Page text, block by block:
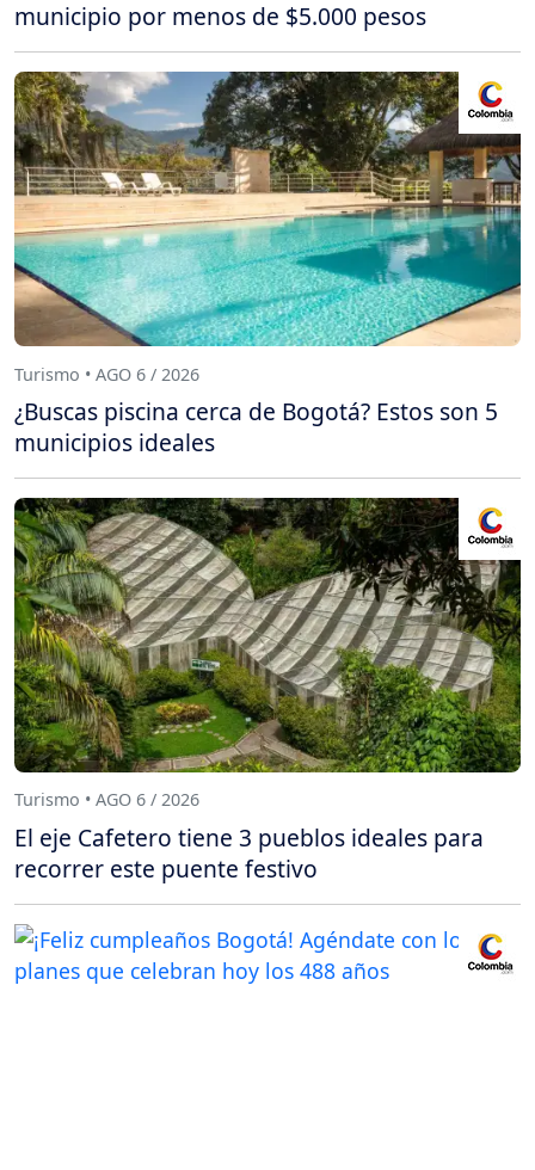
municipio por menos de $5.000 pesos
Turismo • AGO 6 / 2026
¿Buscas piscina cerca de Bogotá? Estos son 5
municipios ideales
Turismo • AGO 6 / 2026
El eje Cafetero tiene 3 pueblos ideales para
recorrer este puente festivo